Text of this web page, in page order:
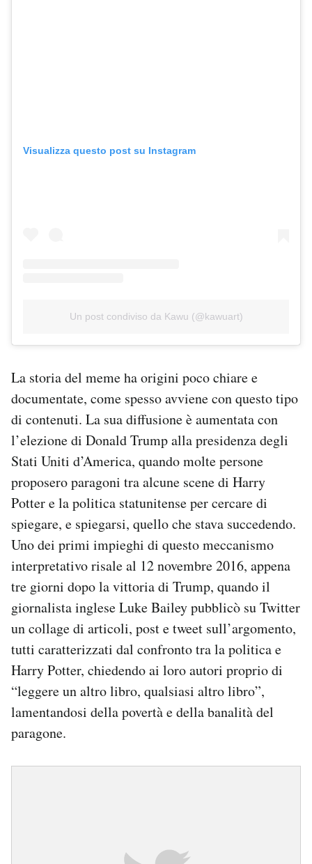
Visualizza questo post su Instagram
Un post condiviso da Kawu (@kawuart)
La storia del meme ha origini poco chiare e
documentate, come spesso avviene con questo tipo
di contenuti. La sua diffusione è aumentata con
l’elezione di Donald Trump alla presidenza degli
Stati Uniti d’America, quando molte persone
proposero paragoni tra alcune scene di Harry
Potter e la politica statunitense per cercare di
spiegare, e spiegarsi, quello che stava succedendo.
Uno dei primi impieghi di questo meccanismo
interpretativo risale al 12 novembre 2016, appena
tre giorni dopo la vittoria di Trump, quando il
giornalista inglese Luke Bailey pubblicò su Twitter
un collage di articoli, post e tweet sull’argomento,
tutti caratterizzati dal confronto tra la politica e
Harry Potter, chiedendo ai loro autori proprio di
“leggere un altro libro, qualsiasi altro libro”,
lamentandosi della povertà e della banalità del
paragone.